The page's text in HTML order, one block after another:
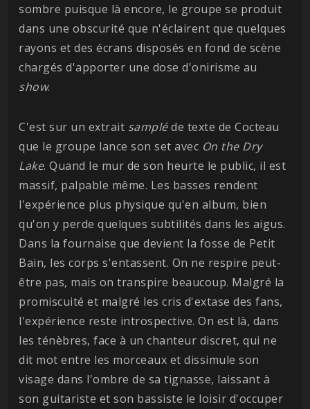
sombre puisque là encore, le groupe se produit
dans une obscurité que n'éclairent que quelques
rayons et des écrans disposés en fond de scène
chargés d'apporter une dose d'onirisme au
show.
C'est sur un extrait sampléde texte de Cocteau
que le groupe lance son set avec On the Dry
Lake. Quand le mur de son heurte le public, il est
massif, palpable même. Les basses rendent
l'expérience plus physique qu'en album, bien
qu'on y perde quelques subtilités dans les aigus.
Dans la fournaise que devient la fosse de Petit
Bain, les corps s'entassent. On ne respire peut-
être pas, mais on transpire beaucoup. Malgré la
promiscuité et malgré les cris d'extase des fans,
l'expérience reste introspective. On est là, dans
les ténèbres, face à un chanteur discret, qui ne
dit mot entre les morceaux et dissimule son
visage dans l'ombre de sa tignasse, laissant à
son guitariste et son bassiste le loisir d'occuper